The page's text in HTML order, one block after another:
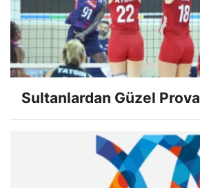
Sultanlardan Güzel Prova